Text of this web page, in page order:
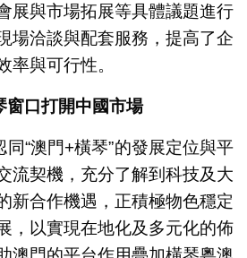
展與市場拓展等具體議題進行
場洽談與配套服務，提高了企
率與可行性。
窗口打開中國市場
“澳門+橫琴”的發展定位與平
流契機，充分了解到科技及大
新合作機遇，正積極物色穩定
，以實現在地化及多元化的佈